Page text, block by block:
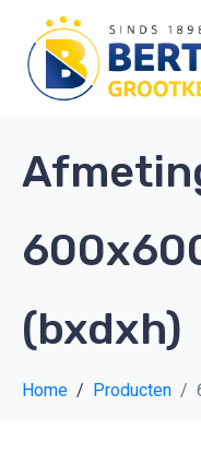
(bxdxh)
Home Producten